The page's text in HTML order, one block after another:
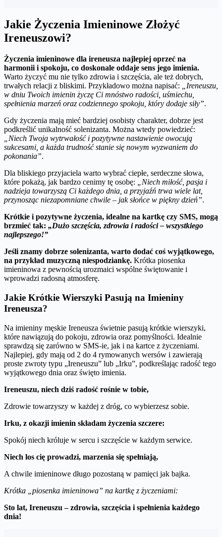
Jakie Życzenia Imieninowe Złożyć
Ireneuszowi?
Życzenia imieninowe dla ireneusza najlepiej oprzeć na
harmonii i spokoju, co doskonale oddaje sens jego imienia.
Warto życzyć mu nie tylko zdrowia i szczęścia, ale też dobrych,
trwałych relacji z bliskimi. Przykładowo można napisać:
„Ireneuszu,
w dniu Twoich imienin życzę Ci mnóstwo radości, uśmiechu,
spełnienia marzeń oraz codziennego spokoju, który dodaje siły”.
Gdy życzenia mają mieć bardziej osobisty charakter, dobrze jest
podkreślić unikalność solenizanta. Można wtedy powiedzieć:
„Niech Twoja wytrwałość i pozytywne nastawienie owocują
sukcesami, a każda trudność stanie się nowym wyzwaniem do
pokonania”.
Dla bliskiego przyjaciela warto wybrać ciepłe, serdeczne słowa,
które pokażą, jak bardzo cenimy tę osobę:
„Niech miłość, pasja i
nadzieja towarzyszą Ci każdego dnia, a przyjaźń trwa wiele lat,
przynosząc niezapomniane chwile – jak słońce w piękny dzień”.
Krótkie i pozytywne życzenia, idealne na kartkę czy SMS, mogą
brzmieć tak: „Dużo szczęścia, zdrowia i radości – wszystkiego
najlepszego!”
Jeśli znamy dobrze solenizanta, warto dodać coś wyjątkowego,
na przykład muzyczną niespodziankę. Krótka piosenka
imieninowa z pewnością urozmaici wspólne świętowanie i
wprowadzi radosną atmosferę.
Jakie Krótkie Wierszyki Pasują na Imieniny
Ireneusza?
Na imieniny męskie Ireneusza świetnie pasują krótkie wierszyki,
które nawiązują do pokoju, zdrowia oraz pomyślności. Idealnie
sprawdzą się zarówno w SMS-ie, jak i na kartce z życzeniami.
Najlepiej, gdy mają od 2 do 4 rymowanych wersów i zawierają
proste zwroty typu „Ireneuszu” lub „Irku”, podkreślając radość tego
wyjątkowego dnia oraz święto imienia.
Ireneuszu, niech dziś radość rośnie w tobie,
Zdrowie towarzyszy w każdej z dróg, co wybierzesz sobie.
Irku, z okazji imienin składam życzenia szczere:
Spokój niech króluje w sercu i szczęście w każdym serwice.
Niech los cię prowadzi, marzenia się spełniają,
A chwile imieninowe długo pozostaną w pamięci jak bajka.
Krótka „piosenka imieninowa” na kartkę z życzeniami:
Sto lat, Ireneuszu – zdrowia, szczęścia i spełnienia każdego
dnia!